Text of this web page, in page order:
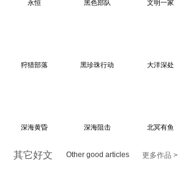
永恒 黑色部队 文明一家
狩猎部落 黑珍珠行动 大洋深处
深海黄昏 深海阻击 北冥有鱼
其它好文 更多作品 >
Other good articles